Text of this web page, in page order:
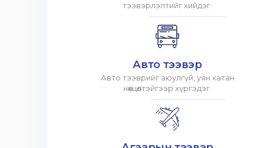
тээвэрлэлтийг хийдэг.
Авто тээвэр
Авто тээврийг аюулгүй, уян хатан
нөхцөлтэйгээр хүргэдэг.